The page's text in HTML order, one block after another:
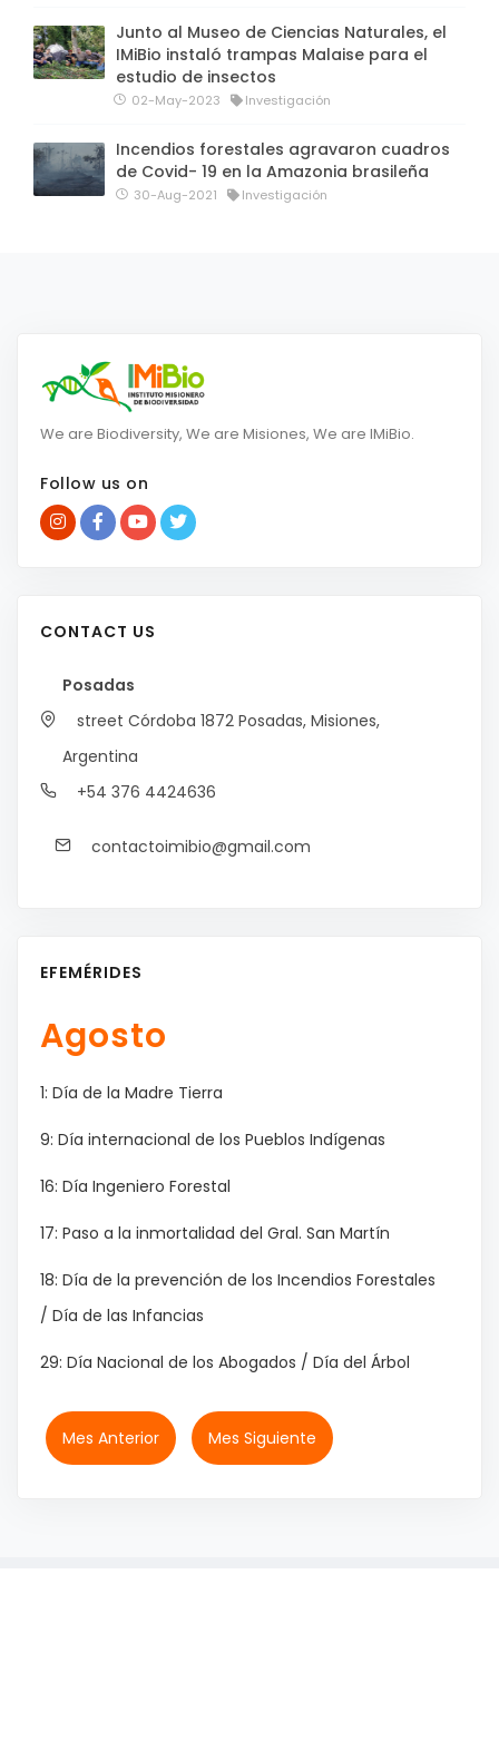
Junto al Museo de Ciencias Naturales, el
IMiBio instaló trampas Malaise para el
estudio de insectos
02-May-2023 Investigación
Incendios forestales agravaron cuadros
de Covid- 19 en la Amazonia brasileña
30-Aug-2021 Investigación
We are Biodiversity, We are Misiones, We are IMiBio.
Follow us on
CONTACT US
Posadas
street Córdoba 1872 Posadas, Misiones,
Argentina
+54 376 4424636
contactoimibio@gmail.com
EFEMÉRIDES
Agosto
1: Día de la Madre Tierra
9: Día internacional de los Pueblos Indígenas
16: Día Ingeniero Forestal
17: Paso a la inmortalidad del Gral. San Martín
18: Día de la prevención de los Incendios Forestales
/ Día de las Infancias
29: Día Nacional de los Abogados / Día del Árbol
Mes Anterior Mes Siguiente